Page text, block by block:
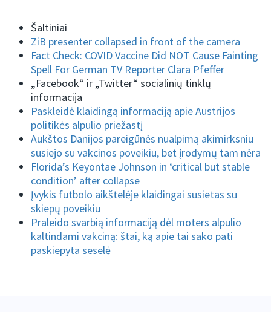
Šaltiniai
ZiB presenter collapsed in front of the camera
Fact Check: COVID Vaccine Did NOT Cause Fainting
Spell For German TV Reporter Clara Pfeffer
„Facebook“ ir „Twitter“ socialinių tinklų
informacija
Paskleidė klaidingą informaciją apie Austrijos
politikės alpulio priežastį
Aukštos Danijos pareigūnės nualpimą akimirksniu
susiejo su vakcinos poveikiu, bet įrodymų tam nėra
Florida’s Keyontae Johnson in ‘critical but stable
condition’ after collapse
Įvykis futbolo aikštelėje klaidingai susietas su
skiepų poveikiu
Praleido svarbią informaciją dėl moters alpulio
kaltindami vakciną: štai, ką apie tai sako pati
paskiepyta seselė